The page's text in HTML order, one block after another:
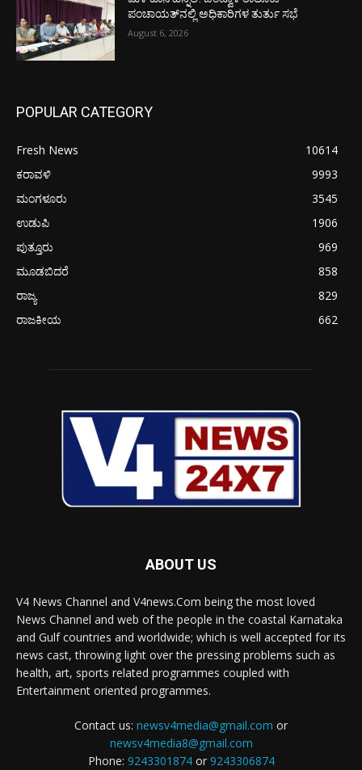
ಪಂಚಾಯತ್‌ನಲ್ಲಿ ಅಧಿಕಾರಿಗಳ ತುರ್ತು ಸಭೆ
August 6, 2026
POPULAR CATEGORY
Fresh News
10614
ಕರಾವಳಿ
9993
ಮಂಗಳೂರು
3545
ಉಡುಪಿ
1906
ಪುತ್ತೂರು
969
ಮೂಡಬಿದರೆ
858
ರಾಜ್ಯ
829
ರಾಜಕೀಯ
662
ABOUT US
V4 News Channel and V4news.Com being the most loved
News Channel and web of the people in the coastal Karnataka
and Gulf countries and worldwide; which is well accepted for its
news cast, throwing light over the pressing problems such as
health, art, sports related programmes coupled with
Entertainment oriented programmes.
Contact us: newsv4media@gmail.com or
newsv4media8@gmail.com
Phone: 9243301874or 9243306874